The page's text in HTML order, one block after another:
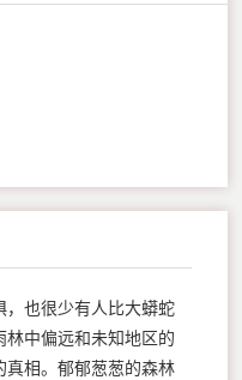
，也很少有人比大蟒蛇
林中偏远和未知地区的
真相。郁郁葱葱的森林